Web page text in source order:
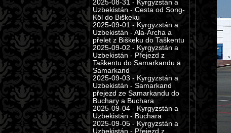
2025-08-31 - Kyrgyzstán a
Uzbekistán - Cesta od Song-
Köl do Biškeku
2025-09-01 - Kyrgyzstán a
Uzbekistán - Ala-Archa a
přelet z Biškeku do Taškentu
2025-09-02 - Kyrgyzstán a
Uzbekistán - Přejezd z
Taškentu do Samarkandu a
Samarkand
2025-09-03 - Kyrgyzstán a
Uzbekistán - Samarkand
přejezd ze Samarkandu do
Buchary a Buchara
2025-09-04 - Kyrgyzstán a
Uzbekistán - Buchara
2025-09-05 - Kyrgyzstán a
Uzbekistán - Přejezd z